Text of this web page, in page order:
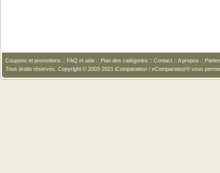
Coupons et promotions :: FAQ et aide :: Plan des catégories :: Contact :: A propos ::
Tous droits réservés. Copyright © 2003-2021 iComparateur / eComparateur® vous